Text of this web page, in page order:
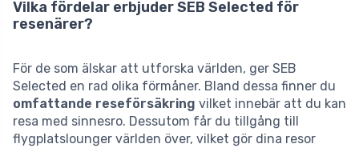
Vilka fördelar erbjuder SEB Selected för
resenärer?
För de som älskar att utforska världen, ger SEB
Selected en rad olika förmåner. Bland dessa finner du
omfattande reseförsäkring vilket innebär att du kan
resa med sinnesro. Dessutom får du tillgång till
flygplatslounger världen över, vilket gör dina resor